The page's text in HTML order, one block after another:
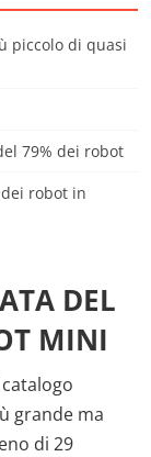
piccolo di quasi
79% dei robot
robot in
DEL
MINI
grande ma
di 29